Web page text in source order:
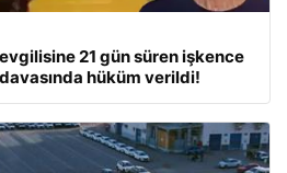
21 gün süren işkence
hüküm verildi!